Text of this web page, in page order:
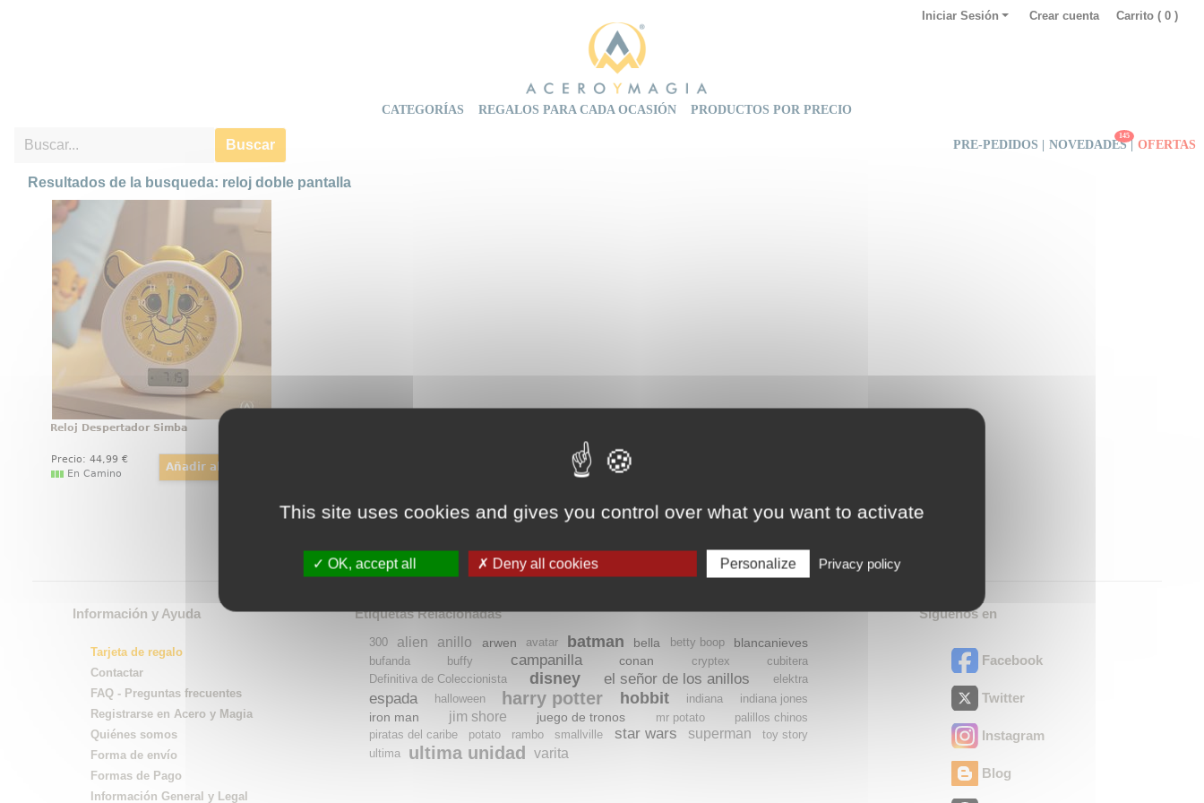
Carrito ( 0 )
Crear cuenta
Iniciar Sesión
CATEGORÍAS REGALOS PARA CADA OCASIÓN PRODUCTOS POR PRECIO
Buscar PRE-PEDIDOS | NOVEDADES
145
| OFERTAS
Resultados de la busqueda: reloj doble pantalla
Reloj Despertador Simba
Magia de El Rey León en cada
mañana con el reloj despertador
Disney de Lexibook, un
despertador infantil pensado para
crear rutinas fáciles y felices: su
luz nocturna cálida ofrece
compañía segura durante la
Reloj Despertador Simba
Precio: 44,99 €
En Camino
Información y Ayuda
Tarjeta de regalo
Contactar
FAQ - Preguntas frecuentes
Registrarse en Acero y Magia
Quiénes somos
Forma de envío
Formas de Pago
Información General y Legal
Etiquetas Relacionadas
300 alien anillo arwen avatar batman bella betty boop blancanieves
bufanda buffy campanilla conan cryptex
cubitera
Definitiva de Coleccionista
disney el señor de los anillos elektra
espada halloween harry potter hobbit indiana indiana jones
iron man jim shore juego de tronos mr potato
palillos chinos
piratas del caribe
potato rambo smallville star wars superman
toy story
ultima
ultima unidad varita
Síguenos en
Facebook
Twitter
Instagram
Blog
This site uses cookies and gives you control over what you want to activate
OK, accept all Deny all cookies Personalize Privacy policy